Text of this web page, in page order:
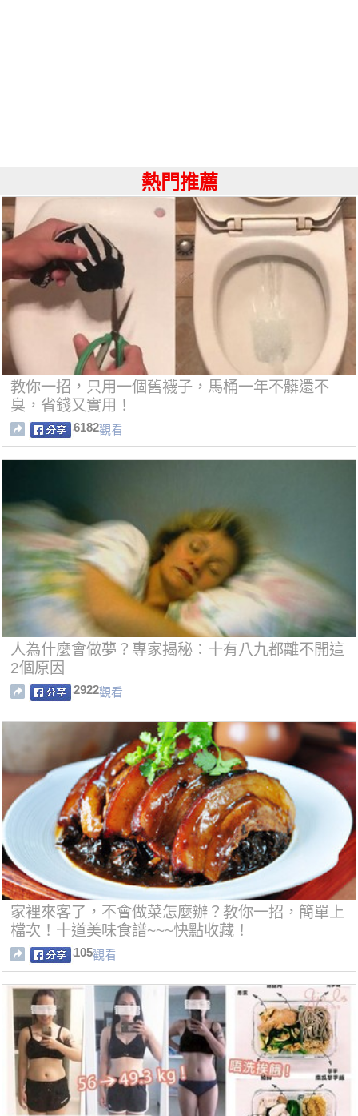
熱門推薦
教你一招，只用一個舊襪子，馬桶一年不髒還不
臭，省錢又實用！
6182觀看
人為什麼會做夢？專家揭秘：十有八九都離不開這
2個原因
2922觀看
家裡來客了，不會做菜怎麼辦？教你一招，簡單上
檔次！十道美味食譜~~~快點收藏！
105觀看